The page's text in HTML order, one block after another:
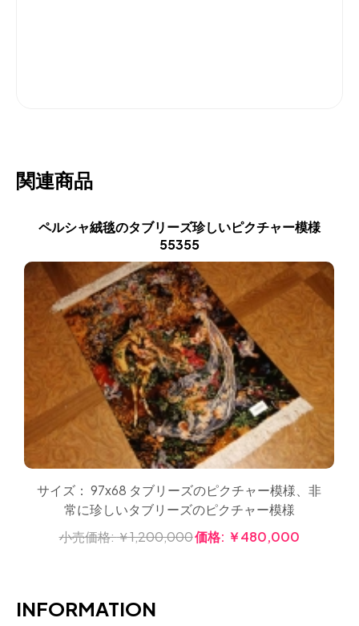
関連商品
ペルシャ絨毯のタブリーズ珍しいピクチャー模様
55355
サイズ： 97x68 タブリーズのピクチャー模様、非
常に珍しいタブリーズのピクチャー模様
小売価格:￥1,200,000価格: ￥480,000
INFORMATION